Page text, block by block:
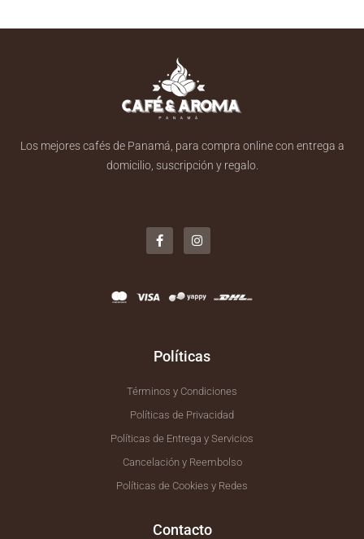
Los mejores cafés de Panamá, para compra online con entrega a
domicilio, suscripción y regalo.
a
c
e
o
k
n
s
t
a
Políticas
Términos y Condiciones
Políticas de Privacidad
Políticas de Entrega y Servicios
Cancelación y Reembolso
Políticas de Cookies y Redes
Contacto